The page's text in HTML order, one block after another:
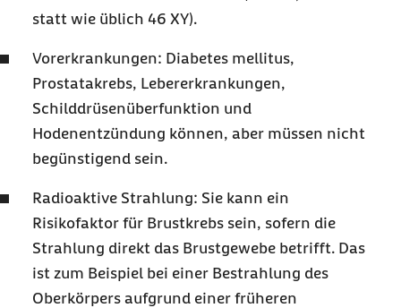
statt wie üblich 46 XY).
Vorerkrankungen: Diabetes mellitus,
Prostatakrebs, Lebererkrankungen,
Schilddrüsenüberfunktion und
Hodenentzündung können, aber müssen nicht
begünstigend sein.
Radioaktive Strahlung: Sie kann ein
Risikofaktor für Brustkrebs sein, sofern die
Strahlung direkt das Brustgewebe betrifft. Das
ist zum Beispiel bei einer Bestrahlung des
Oberkörpers aufgrund einer früheren